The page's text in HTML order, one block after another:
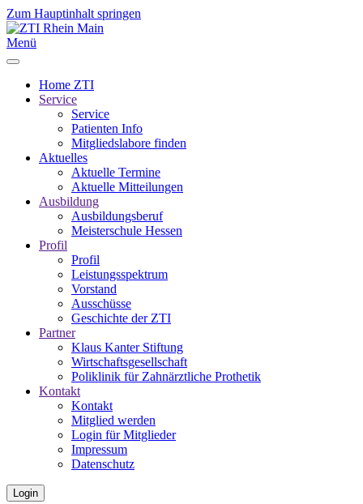
Zum Hauptinhalt springen
Menü
Home ZTI
Service
Service
Patienten Info
Mitgliedslabore finden
Aktuelles
Aktuelle Termine
Aktuelle Mitteilungen
Ausbildung
Ausbildungsberuf
Meisterschule Hessen
Profil
Profil
Leistungsspektrum
Vorstand
Ausschüsse
Geschichte der ZTI
Partner
Klaus Kanter Stiftung
Wirtschaftsgesellschaft
Poliklinik für Zahnärztliche Prothetik
Kontakt
Kontakt
Mitglied werden
Login für Mitglieder
Impressum
Datenschutz
Login